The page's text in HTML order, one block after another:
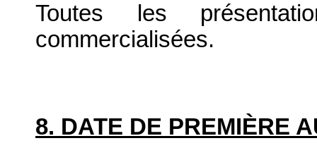
Toutes les
commercialisées.
8. DATE DE PREMIÈRE